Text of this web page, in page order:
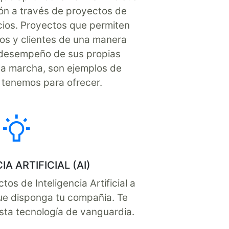
a través de proyectos de
Proyectos que permiten
y clientes de una manera
de sus propias
marcha, son ejemplos de
para ofrecer.
ARTIFICIAL (AI)
de Inteligencia Artificial a
disponga tu compañia. Te
tecnología de vanguardia.